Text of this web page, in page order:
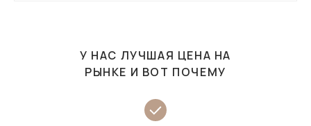
У НАС ЛУЧШАЯ ЦЕНА НА
РЫНКЕ И ВОТ ПОЧЕМУ